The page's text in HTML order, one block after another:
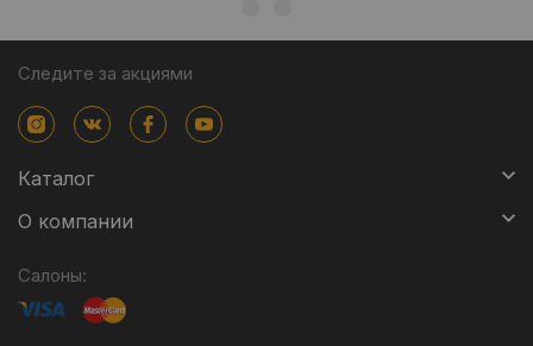
Следите за акциями
Каталог
О компании
Салоны: